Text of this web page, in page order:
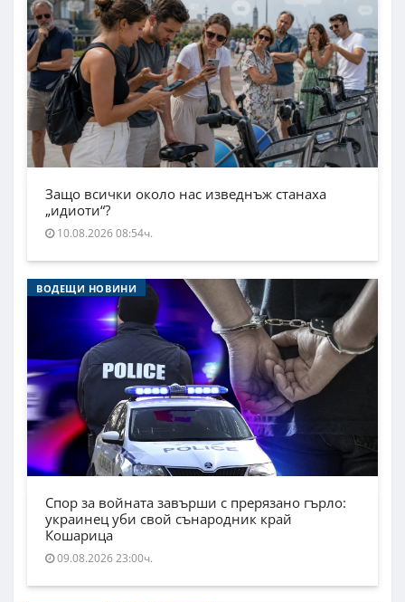
Защо всички около нас изведнъж станаха
„идиоти“?
10.08.2026 08:54ч.
ВОДЕЩИ НОВИНИ
Спор за войната завърши с прерязано гърло:
украинец уби свой сънародник край
Кошарица
09.08.2026 23:00ч.